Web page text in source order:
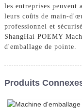
les entreprises
leurs coûts de main-
professionnel et
ShangHai POEMY
d'emballage de pointe.
Produits